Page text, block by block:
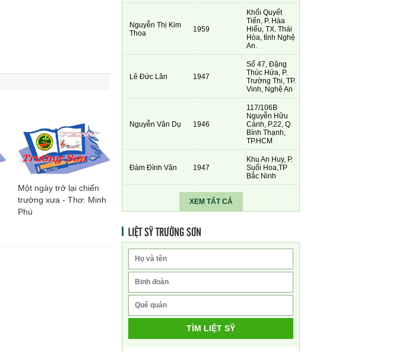
Một ngày trở lại chiến
trường xưa - Thơ: Minh
Phú
Nguyễn Thị Kim
Thoa
1959
Khối Quyết
Tiến, P. Hàa
Hiếu, TX. Thái
Hòa, tỉnh Nghệ
An.
Lê Đức Lân 1947
Số 47, Đặng
Thúc Hứa, P.
Trường Thi, TP.
Vinh, Nghệ An
Nguyễn Văn Dụ 1946
117/106B
Nguyễn Hữu
Cảnh, P.22, Q.
Bình Thạnh,
TP.HCM
Đàm Đình Văn 1947
Khu An Huy, P.
Suối Hoa,TP
Bắc Ninh
XEM TẤT CẢ
LIỆT SỸ TRƯỜNG SƠN
TÌM LIỆT SỸ